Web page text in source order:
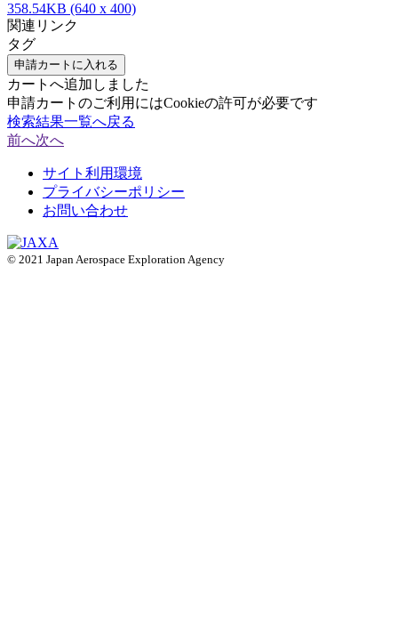
358.54KB (640 x 400)
関連リンク
タグ
申請カートに入れる
カートへ追加しました
申請カートのご利用にはCookieの許可が必要です
検索結果一覧へ戻る
前へ次へ
サイト利用環境
プライバシーポリシー
お問い合わせ
© 2021 Japan Aerospace Exploration Agency